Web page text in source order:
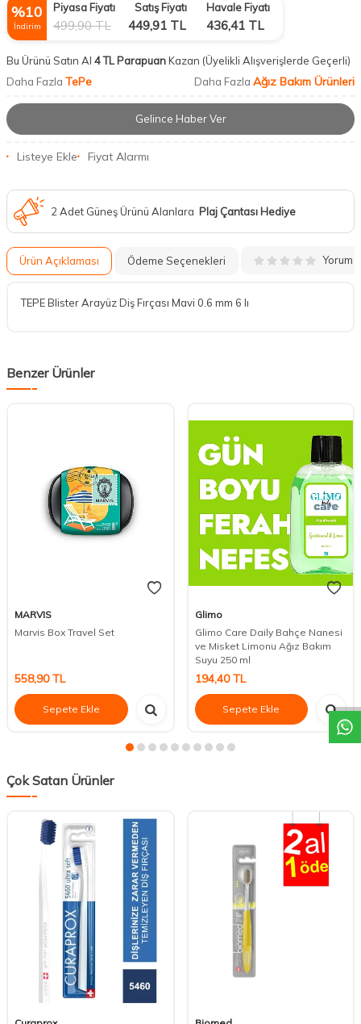
%10
İndirim
Piyasa Fiyatı
499,90TL
Satış Fiyatı
449,91 TL
Havale Fiyatı
436,41 TL
Bu Ürünü Satın Al 4 TL ParapuanKazan (Üyelikli Alışverişlerde Geçerli)
Daha Fazla TePe Daha Fazla Ağız Bakım Ürünleri
Gelince Haber Ver
Listeye Ekle Fiyat Alarmı
2 Adet Güneş Ürünü Alanlara Plaj Çantası Hediye
Ürün Açıklaması Ödeme Seçenekleri Yorum
TEPE Blister Arayüz Diş Fırçası Mavi 0.6 mm 6 lı
Benzer Ürünler
MARVIS
Marvis Box Travel Set
558,90TL
Sepete Ekle
Glimo
Glimo Care Daily Bahçe Nanesi
ve Misket Limonu Ağız Bakım
Suyu 250 ml
194,40TL
Sepete Ekle
Çok Satan Ürünler